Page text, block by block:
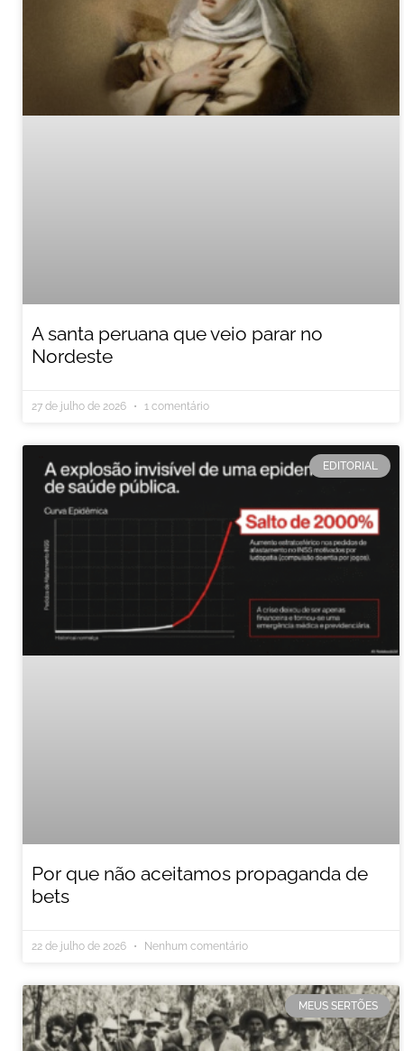
A santa peruana que veio parar no
Nordeste
27 de julho de 2026 1 comentário
EDITORIAL
Por que não aceitamos propaganda de
bets
22 de julho de 2026 Nenhum comentário
MEUS SERTÕES